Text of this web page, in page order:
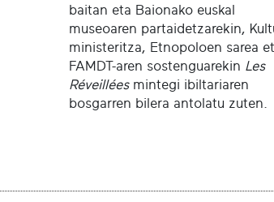
baitan eta Baionako euskal
museoaren partaidetzarekin,
ministeritza, Etnopoloen sarea
FAMDT-aren sostenguarekin Les
Réveilléesmintegi ibiltariaren
bosgarren bilera antolatu zuten.